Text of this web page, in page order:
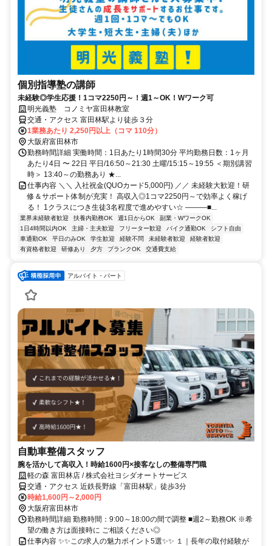
個別指導塾の講師
未経験◎学生応援！1コマ2250円～！週1～OK！Wワーク可
明光義塾 コノミヤ富田林教室
交通・アクセス 富田林駅より徒歩３分
1業務あたり 2,250円以上（コマ 110分）
大阪府富田林市
勤務時間詳細 実働時間：1日あたり1時間30分 平均勤務日数：1ヶ月
あたり4日 〜 22日 平日/16:50～21:30 土曜/15:15～19:55 ＜期別講習
時＞ 13:40～の勤務あり ★...
仕事内容 ＼＼ 入社祝金(QUOカード5,000円) ／／ 未経験大歓迎！研
修＆サポート体制が充実！ 高収入◎1コマ2250円～で効率よく稼げ
る！ 1クラスにつき生徒3名程度で進めやすい☆ ―――■...
業界未経験者歓迎 扶養内勤務OK 週1日からOK
副業・WワークOK
1日4時間以内OK
主婦・主夫歓迎 フリーター歓迎 バイク通勤OK
シフト自由
車通勤OK
平日のみOK 学生歓迎 経験不問 未経験者歓迎
経験者歓迎
有資格者歓迎
研修あり 夕方 ブランクOK 交通費支給
アルバイト・パート
自動車整備スタッフ
腕を活かして高収入！時給1600円×接客なしの整備専門職
軽の森 富田林店 / 株式会社ヨシダオートサービス
交通・アクセス 近鉄長野線「富田林駅」徒歩3分
時給1,600円～2,000円
大阪府富田林市
勤務時間詳細 勤務時間：9:00～18:00の間で調整 ■週2～勤務OK ※希
望の働き方は面接時に ご相談ください◎
仕事内容 ✨✨この求人の魅力ポイント5選✨✨ １｜長年の取付経験が